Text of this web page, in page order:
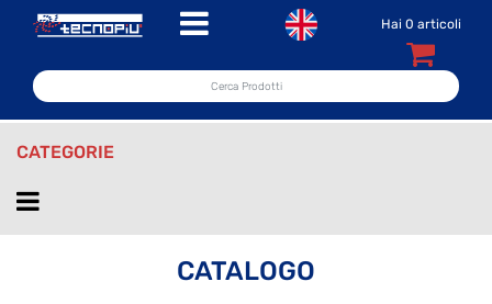
Open menu Hai 0 articoli
CATEGORIE
Open menu
CATALOGO